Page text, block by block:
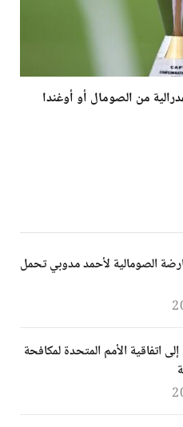
من الصومال أو أوغندا
الصومالية لأحمد مدوبي تحمل
اتفاقية الأمم المتحدة لمكافحة